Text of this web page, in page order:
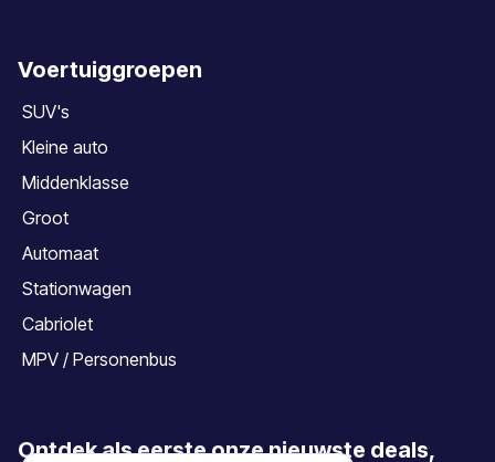
Voertuiggroepen
SUV's
Kleine auto
Middenklasse
Groot
Automaat
Stationwagen
Cabriolet
MPV / Personenbus
Ontdek als eerste onze nieuwste deals,